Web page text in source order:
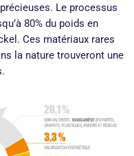
Le processus
80% du poids en
Ces matériaux rares
la nature trouveront une